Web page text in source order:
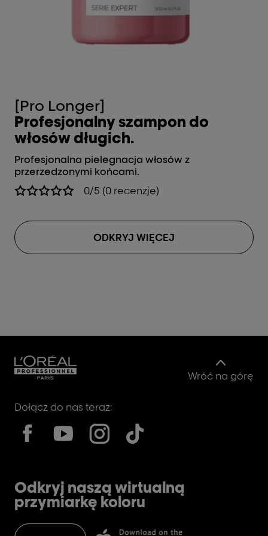
[Pro Longer]
Profesjonalny szampon do
włosów długich.
Profesjonalna pielegnacja włosów z
przerzedzonymi końcami.
0/5 (0 recenzje)
ODKRYJ WIĘCEJ
Wróć na górę
Dołącz do nas teraz:
Odkryj naszą wirtualną
przymiarkę koloru